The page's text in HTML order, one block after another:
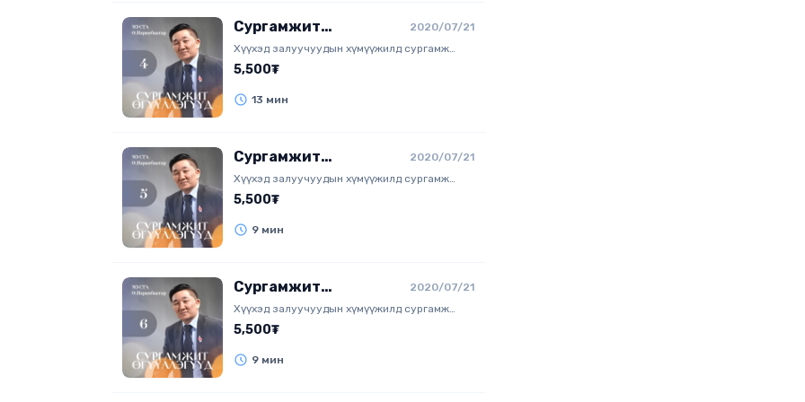
Сургамжит
өгүүллэгүүд 4
2020/07/21
Хүүхэд залуучуудын хүмүүжилд сургамж
болох, танин мэдэхүйд зориулав.
5,500₮
13 мин
Сургамжит
өгүүллэгүүд 5
2020/07/21
Хүүхэд залуучуудын хүмүүжилд сургамж
болох, танин мэдэхүйд зориулав.
5,500₮
9 мин
Сургамжит
өгүүллэгүүд 6
2020/07/21
Хүүхэд залуучуудын хүмүүжилд сургамж
болох, танин мэдэхүйд зориулав.
5,500₮
9 мин